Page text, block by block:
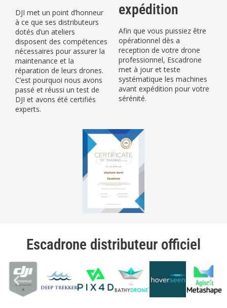
DJI met un point d’honneur
à ce que ses distributeurs
dotés d’un ateliers
disposent des compétences
nécessaires pour assurer la
maintenance et la
réparation de leurs drones.
C’est pourquoi nous avons
passé et réussi un test de
DJI et avons été certifiés
experts.
expédition
Afin que vous puissiez être
opérationnel dès a
reception de votre drone
professionnel, Escadrone
met à jour et teste
systématique les machines
avant expédition pour votre
sérénité.
Escadrone distributeur officiel